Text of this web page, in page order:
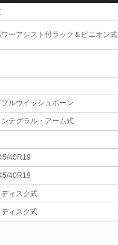
ーアシスト付ラック＆ピニオン式
ルウイッシュボーン
テグラル・アーム式
40R19
40R19
ィスク式
ィスク式